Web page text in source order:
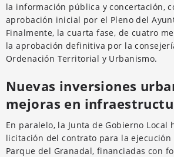
la información pública y concertación,
aprobación inicial por el Pleno del
Finalmente, la cuarta fase, de cuatro
la aprobación definitiva por la
Ordenación Territorial y Urbanismo.
Nuevas inversiones
mejoras en
En paralelo, la Junta de Gobierno Local
licitación del contrato para la ejecución
Parque del Granadal, financiadas con